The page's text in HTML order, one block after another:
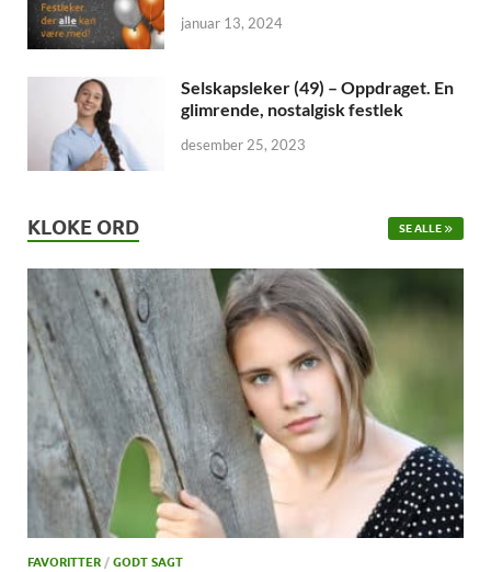
januar 13, 2024
Selskapsleker (49) – Oppdraget. En
glimrende, nostalgisk festlek
desember 25, 2023
KLOKE ORD SE ALLE
FAVORITTER / GODT SAGT